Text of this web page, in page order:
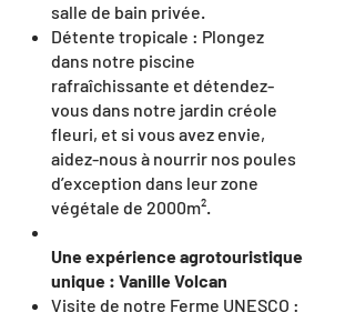
salle de bain privée.
Détente tropicale : Plongez
dans notre piscine
rafraîchissante et détendez-
vous dans notre jardin créole
fleuri, et si vous avez envie,
aidez-nous à nourrir nos poules
d’exception dans leur zone
végétale de 2000m².
Une expérience agrotouristique
unique : Vanille Volcan
Visite de notre Ferme UNESCO :